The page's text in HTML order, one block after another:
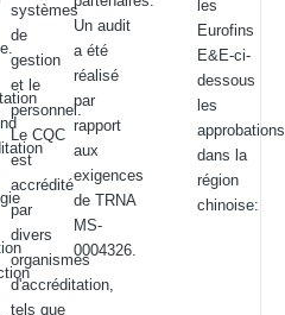
systèmes
de
gestion
et le
personnel.
Le CQC
est
accrédité
par
divers
organismes
d'accréditation,
tels que
Un audit
a été
réalisé
par
rapport
aux
exigences
de TRNA
MS-
0004326.
les
Eurofins
E&E-ci-
dessous
les
approbations
dans la
région
chinoise: